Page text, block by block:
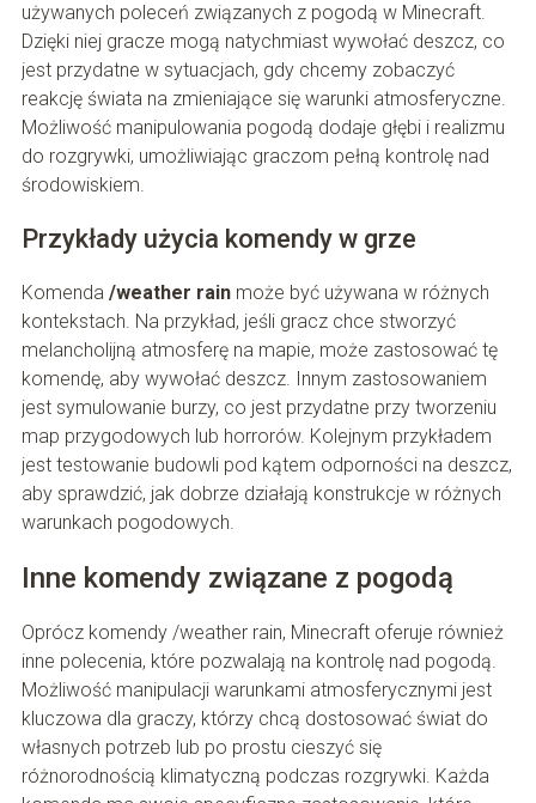
używanych poleceń związanych z pogodą w Minecraft.
Dzięki niej gracze mogą natychmiast wywołać deszcz, co
jest przydatne w sytuacjach, gdy chcemy zobaczyć
reakcję świata na zmieniające się warunki atmosferyczne.
Możliwość manipulowania pogodą dodaje głębi i realizmu
do rozgrywki, umożliwiając graczom pełną kontrolę nad
środowiskiem.
Przykłady użycia komendy w grze
Komenda /weather rainmoże być używana w różnych
kontekstach. Na przykład, jeśli gracz chce stworzyć
melancholijną atmosferę na mapie, może zastosować tę
komendę, aby wywołać deszcz. Innym zastosowaniem
jest symulowanie burzy, co jest przydatne przy tworzeniu
map przygodowych lub horrorów. Kolejnym przykładem
jest testowanie budowli pod kątem odporności na deszcz,
aby sprawdzić, jak dobrze działają konstrukcje w różnych
warunkach pogodowych.
Inne komendy związane z pogodą
Oprócz komendy /weather rain, Minecraft oferuje również
inne polecenia, które pozwalają na kontrolę nad pogodą.
Możliwość manipulacji warunkami atmosferycznymi jest
kluczowa dla graczy, którzy chcą dostosować świat do
własnych potrzeb lub po prostu cieszyć się
różnorodnością klimatyczną podczas rozgrywki. Każda